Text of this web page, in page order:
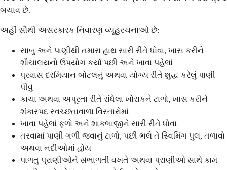
બચાવ છે.
અહીં સૌથી અસરકારક નિવારણ વ્યૂહરચનાઓ છે:
સાબુ અને પાણીથી તમારા હાથ સારી રીતે ધોવા, ખાસ કરીને
શૌચાલયનો ઉપયોગ કર્યા પછી અને ખાવા પહેલાં
પ્રવાસ દરમિયાન બોટલનું અથવા યોગ્ય રીતે શુદ્ધ કરેલું પાણી
પીવું
કાચા અથવા અપૂરતા રીતે રાંધેલા ખોરાકને ટાળો, ખાસ કરીને
શંકાસ્પદ સ્વચ્છતાવાળા વિસ્તારોમાં
ખાવા પહેલાં ફળો અને શાકભાજીને સારી રીતે ધોવા
તરવામાં પાણી ગળી જવાનું ટાળો, પછી ભલે તે સ્વિમિંગ પુલ, તળાવો
અથવા નદીઓમાં હોય
પાળતુ પ્રાણીઓને સંભાળતી વખતે અથવા પ્રાણીઓ સાથે કામ